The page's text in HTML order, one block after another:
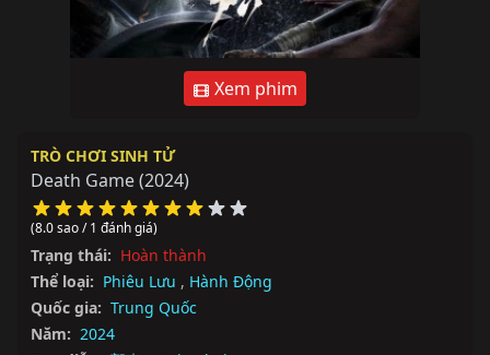
Xem phim
TRÒ CHƠI SINH TỬ
Death Game(2024)
(8.0 sao / 1 đánh giá)
Trạng thái: Hoàn thành
Thể loại: Phiêu Lưu , Hành Động
Quốc gia: Trung Quốc
Năm: 2024